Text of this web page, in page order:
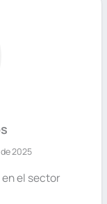
2025
el sector